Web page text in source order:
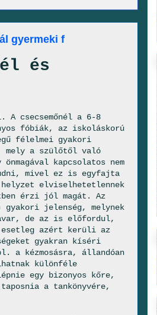
gyermeki f
és
A csecsemőnél a 6-8
fóbiák, az iskoláskorú
félelmei gyakori
mely a szülőtől való
kapcsolatos nem
mivel ez is egyfajta
elviselhetetlennek
érzi jól magát. Az
jelenség, melynek
de az is előfordul,
esetleg azért kerüli az
gyakran kíséri
a kézmosásra, állandóan
különféle
egy bizonyos kőre,
a tankönyvére,